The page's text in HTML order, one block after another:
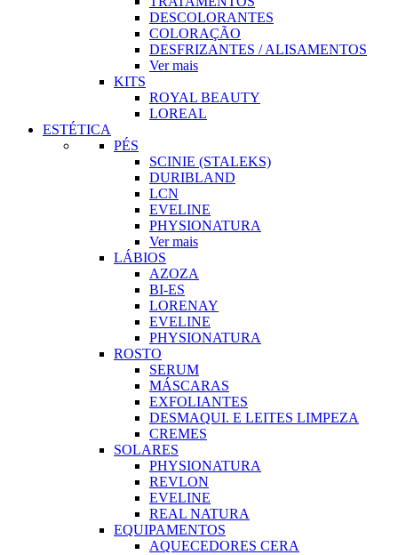
DESCOLORANTES
COLORAÇÃO
DESFRIZANTES / ALISAMENTOS
Ver mais
KITS
ROYAL BEAUTY
LOREAL
ESTÉTICA
PÉS
SCINIE (STALEKS)
DURIBLAND
LCN
EVELINE
PHYSIONATURA
Ver mais
LÁBIOS
AZOZA
BI-ES
LORENAY
EVELINE
PHYSIONATURA
ROSTO
SERUM
MÁSCARAS
EXFOLIANTES
DESMAQUI. E LEITES LIMPEZA
CREMES
SOLARES
PHYSIONATURA
REVLON
EVELINE
REAL NATURA
EQUIPAMENTOS
AQUECEDORES CERA